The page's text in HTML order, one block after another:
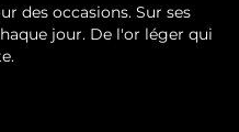
des occasions. Sur ses
jour. De l'or léger qui